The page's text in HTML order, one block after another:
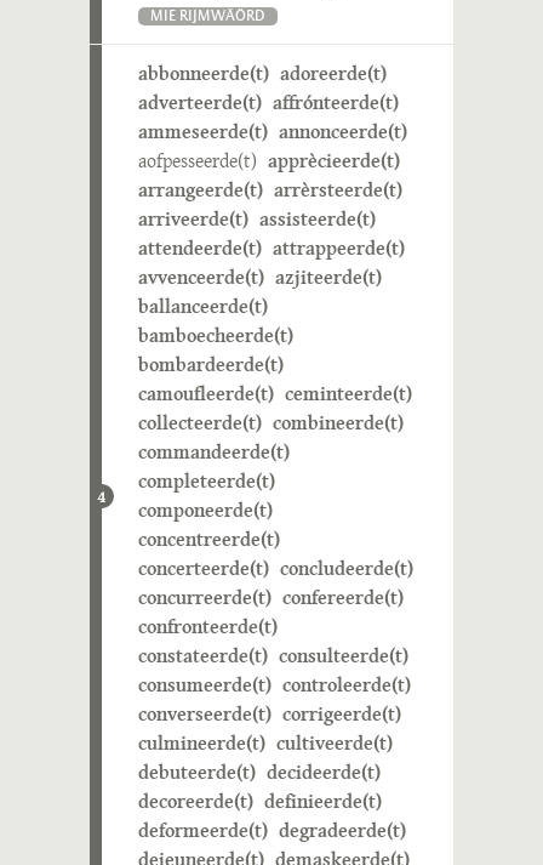
MIE RIJMWÄÖRD
4
abbonneerde(t) adoreerde(t)
adverteerde(t) affrónteerde(t)
ammeseerde(t) annonceerde(t)
aofpesseerde(t) apprècieerde(t)
arrangeerde(t) arrèrsteerde(t)
arriveerde(t) assisteerde(t)
attendeerde(t) attrappeerde(t)
avvenceerde(t) azjiteerde(t)
ballanceerde(t)
bamboecheerde(t)
bombardeerde(t)
camoufleerde(t) ceminteerde(t)
collecteerde(t) combineerde(t)
commandeerde(t)
completeerde(t)
componeerde(t)
concentreerde(t)
concerteerde(t) concludeerde(t)
concurreerde(t) confereerde(t)
confronteerde(t)
constateerde(t) consulteerde(t)
consumeerde(t) controleerde(t)
converseerde(t) corrigeerde(t)
culmineerde(t) cultiveerde(t)
debuteerde(t) decideerde(t)
decoreerde(t) definieerde(t)
deformeerde(t) degradeerde(t)